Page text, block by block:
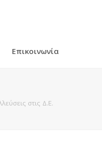
Επικοινωνία
στις Δ.Ε.